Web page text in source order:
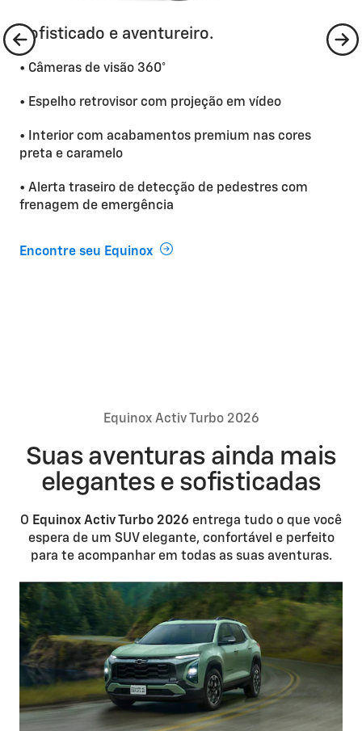
Sofisticado e aventureiro.
• Câmeras de visão 360°
• Espelho retrovisor com projeção em vídeo
• Interior com acabamentos premium nas cores
preta e caramelo
• Alerta traseiro de detecção de pedestres com
frenagem de emergência
Encontre seu Equinox
Equinox Activ Turbo 2026
Suas aventuras ainda mais
elegantes e sofisticadas
O Equinox Activ Turbo 2026 entrega tudo o que você
espera de um SUV elegante, confortável e perfeito
para te acompanhar em todas as suas aventuras.